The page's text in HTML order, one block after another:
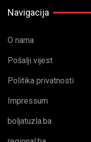
Navigacija
O nama
Pošalji vijest
Politika privatnosti
Impressum
boljatuzla.ba